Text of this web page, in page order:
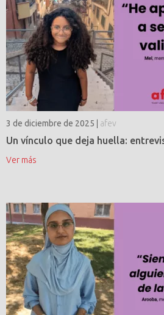
3 de diciembre de 2025 afev
Un vínculo que deja huella:
Ver más